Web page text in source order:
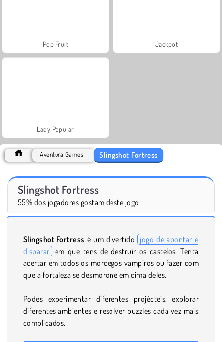
Pop Fruit Jackpot
Lady Popular
Aventura Games Slingshot Fortress
Slingshot Fortress
55% dos jogadores gostam deste jogo
Slingshot Fortress é um divertido jogo de apontar e
disparar em que tens de destruir os castelos. Tenta
acertar em todos os morcegos vampiros ou fazer com
que a fortaleza se desmorone em cima deles.
Podes experimentar diferentes projécteis, explorar
diferentes ambientes e resolver puzzles cada vez mais
complicados.